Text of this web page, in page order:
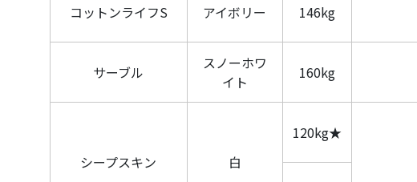
コットンライフS アイボリー 146kg
サーブル
スノーホワ
イト
160kg
シープスキン 白
120kg★